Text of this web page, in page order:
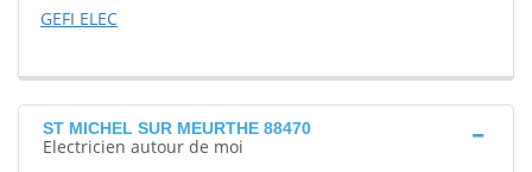
GEFI ELEC
ST MICHEL SUR MEURTHE 88470
Electricien autour de moi